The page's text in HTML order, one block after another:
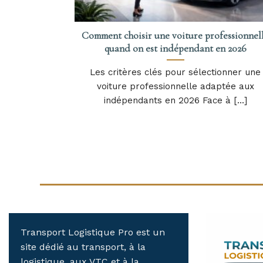
Comment choisir une voiture
quand on est indépendant en 2026
Les critères clés pour sélectionner une
voiture professionnelle adaptée aux
indépendants en 2026 Face à [...]
Transport Logistique Pro est un
site dédié au transport, à la